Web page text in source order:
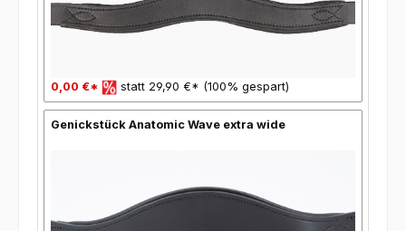
0,00 €* statt 29,90 €* (100% gespart)
Genickstück Anatomic Wave extra wide